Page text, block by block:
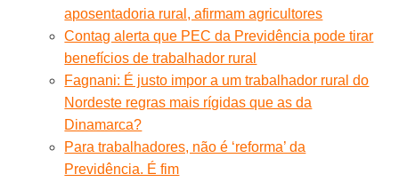
aposentadoria rural, afirmam agricultores
Contag alerta que PEC da Previdência pode tirar
benefícios de trabalhador rural
Fagnani: É justo impor a um trabalhador rural do
Nordeste regras mais rígidas que as da
Dinamarca?
Para trabalhadores, não é ‘reforma’ da
Previdência. É fim